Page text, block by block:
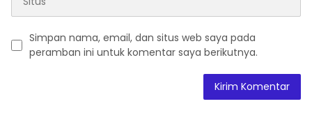
Simpan nama, email, dan situs web saya pada
peramban ini untuk komentar saya berikutnya.